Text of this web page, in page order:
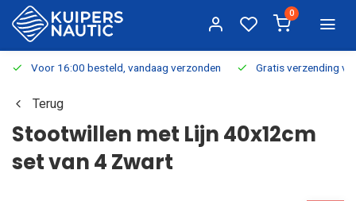
0
Voor 16:00 besteld, vandaag verzonden Gratis verzending
Terug
Stootwillen met Lijn 40x12cm
set van 4 Zwart